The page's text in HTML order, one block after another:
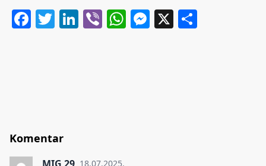
Facebook
Twitter
LinkedIn
ViberWhatsApp
Messenger
X
Komentar
18.07.2025.